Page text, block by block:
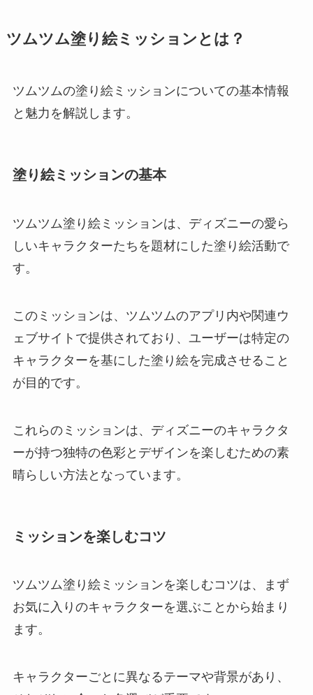
ツムツム塗り絵ミッションとは？
ツムツムの塗り絵ミッションについての基本情報
と魅力を解説します。
塗り絵ミッションの基本
ツムツム塗り絵ミッションは、ディズニーの愛ら
しいキャラクターたちを題材にした塗り絵活動で
す。
このミッションは、ツムツムのアプリ内や関連ウ
ェブサイトで提供されており、ユーザーは特定の
キャラクターを基にした塗り絵を完成させること
が目的です。
これらのミッションは、ディズニーのキャラクタ
ーが持つ独特の色彩とデザインを楽しむための素
晴らしい方法となっています。
ミッションを楽しむコツ
ツムツム塗り絵ミッションを楽しむコツは、まず
お気に入りのキャラクターを選ぶことから始まり
ます。
キャラクターごとに異なるテーマや背景があり、